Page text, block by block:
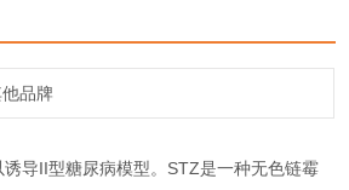
品牌
导II型糖尿病模型‌。STZ是一种无色链霉